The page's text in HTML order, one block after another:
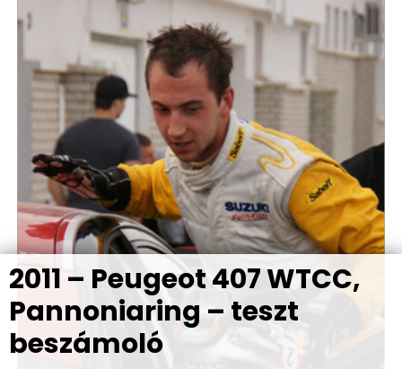
2011 – Peugeot 407 WTCC,
Pannoniaring – teszt
beszámoló